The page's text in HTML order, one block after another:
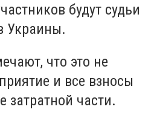
будут судьи
Украины.
что это не
и все взносы
затратной части.